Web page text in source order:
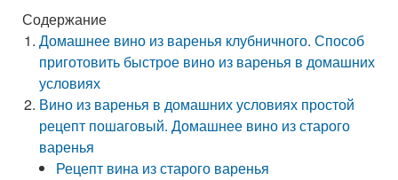
Содержание
Домашнее вино из варенья клубничного. Способ
приготовить быстрое вино из варенья в домашних
условиях
Вино из варенья в домашних условиях простой
рецепт пошаговый. Домашнее вино из старого
варенья
Рецепт вина из старого варенья